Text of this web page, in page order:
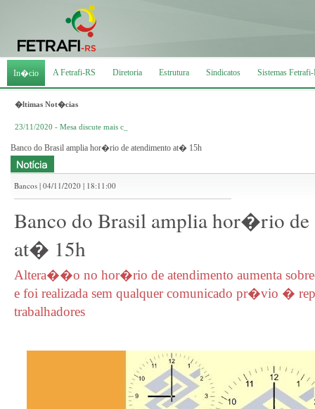
In�cio A Fetrafi-RS Diretoria Estrutura Sindicatos Sistemas
�ltimas Not�cias
23/11/2020 - Mesa discute mais cuidados para enfren_
Banco do Brasil amplia hor�rio de atendimento at� 15h
Bancos | 04/11/2020 | 18:11:00
Banco do Brasil amplia hor�rio de
at� 15h
Altera��o no hor�rio de atendimento aumenta
e foi realizada sem qualquer comunicado pr�vio �
trabalhadores